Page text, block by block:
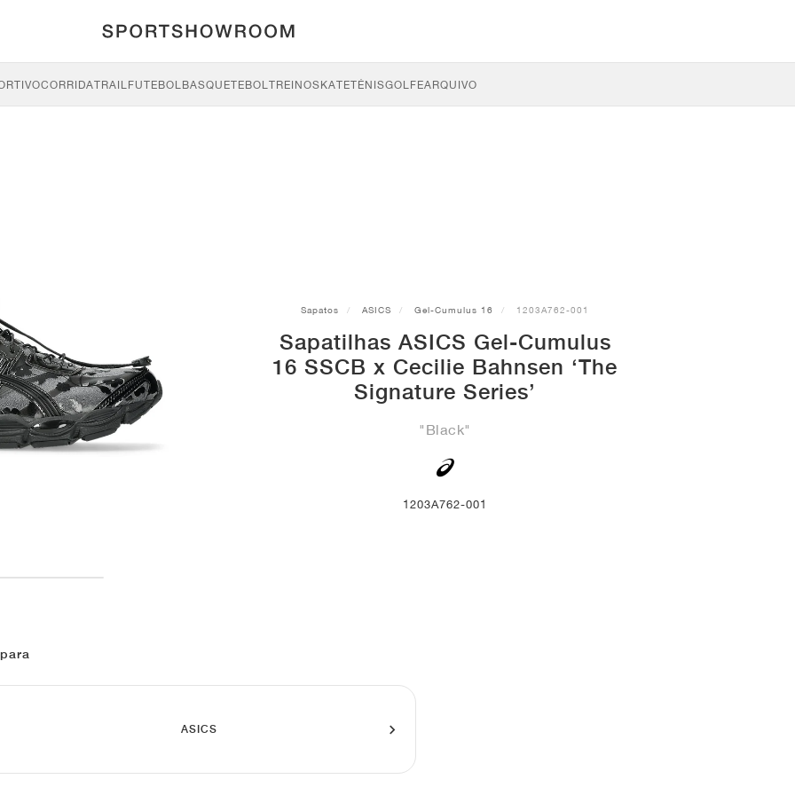
CORRIDATRAILFUTEBOLBASQUETEBOLTREINOSKATETÉNISGOLFEARQUIVO
Sapatos ASICS Gel-Cumulus 16 1203A762-001
Sapatilhas ASICS Gel-Cumulus
16 SSCB x Cecilie Bahnsen ‘The
Signature Series’
"Black"
1203A762-001
ASICS